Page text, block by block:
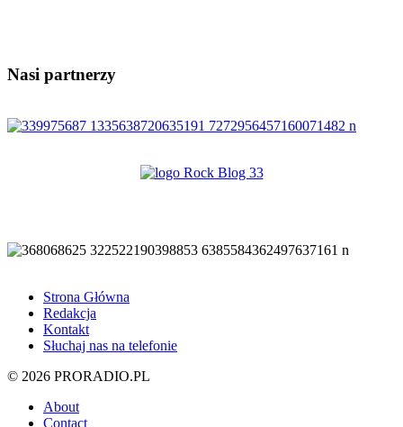
Nasi partnerzy
Strona Główna
Redakcja
Kontakt
Słuchaj nas na telefonie
© 2026 PRORADIO.PL
About
Contact